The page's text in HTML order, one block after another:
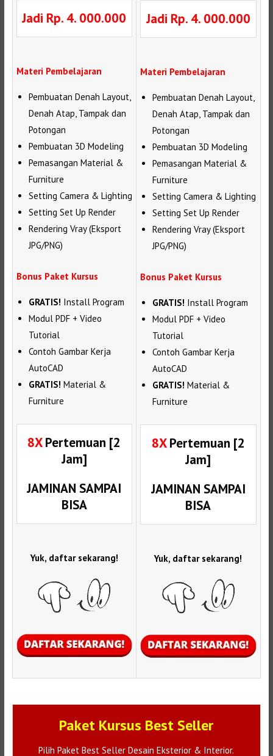
Jadi Rp. 4. 000.000
Materi Pembelajaran
Pembuatan Denah Layout,
Denah Atap, Tampak dan
Potongan
Pembuatan 3D Modeling
Pemasangan Material &
Furniture
Setting Camera & Lighting
Setting Set Up Render
Rendering Vray (Eksport
JPG/PNG)
Bonus Paket Kursus
GRATIS! Install Program
Modul PDF + Video
Tutorial
Contoh Gambar Kerja
AutoCAD
GRATIS! Material &
Furniture
8XPertemuan [2
Jam]
JAMINAN SAMPAI
BISA
Yuk, daftar sekarang!
Jadi Rp. 4. 000.000
Materi Pembelajaran
Pembuatan Denah Layout,
Denah Atap, Tampak dan
Potongan
Pembuatan 3D Modeling
Pemasangan Material &
Furniture
Setting Camera & Lighting
Setting Set Up Render
Rendering Vray (Eksport
JPG/PNG)
Bonus Paket Kursus
GRATIS! Install Program
Modul PDF + Video
Tutorial
Contoh Gambar Kerja
AutoCAD
GRATIS! Material &
Furniture
8XPertemuan [2
Jam]
JAMINAN SAMPAI
BISA
Yuk, daftar sekarang!
Paket Kursus Best Seller
Pilih Paket Best Seller Desain Eksterior & Interior.